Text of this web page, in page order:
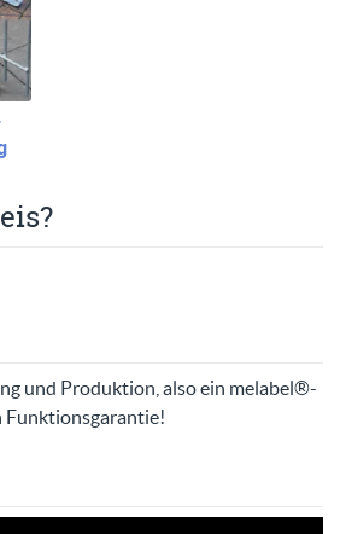
und Produktion, also ein melabel®-
Funktionsgarantie!